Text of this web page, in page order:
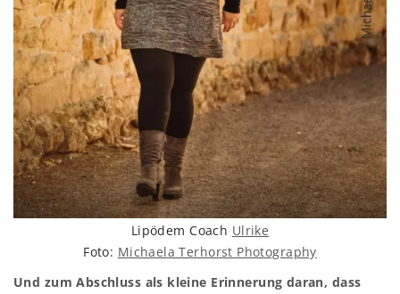
Lipödem Coach Ulrike
Foto: Michaela Terhorst Photography
Und zum Abschluss als kleine Erinnerung daran, dass